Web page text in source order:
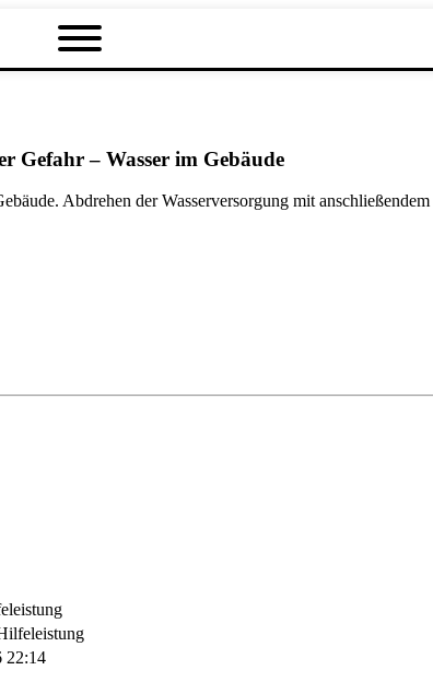
Gefahr – Wasser im Gebäude
Abdrehen der Wasserversorgung mit anschließendem
22:14